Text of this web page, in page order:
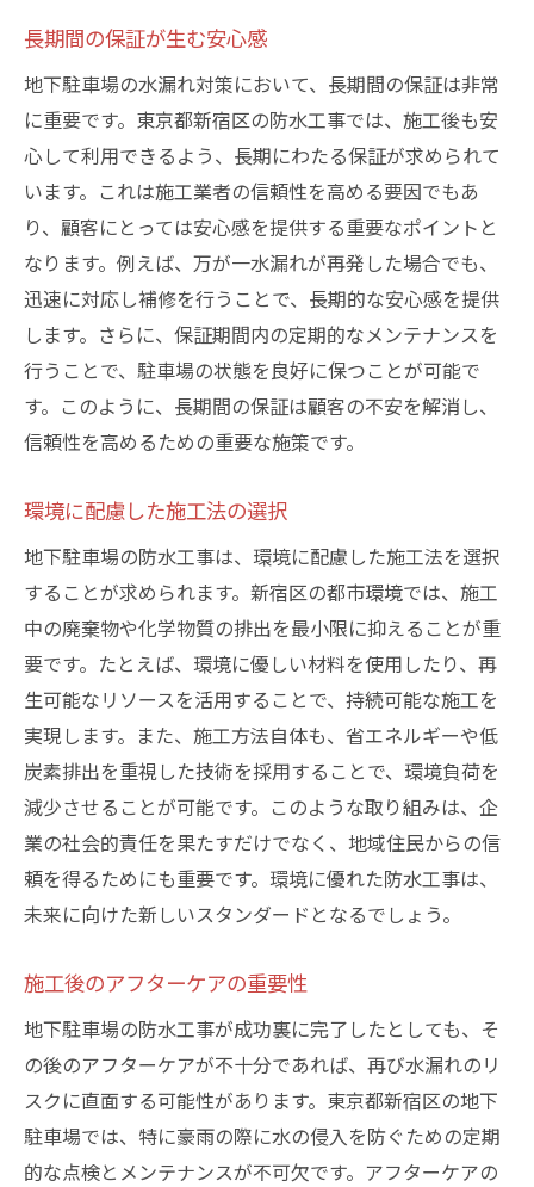
長期間の保証が生む安心感
地下駐車場の水漏れ対策において、長期間の保証は非常
に重要です。東京都新宿区の防水工事では、施工後も安
心して利用できるよう、長期にわたる保証が求められて
います。これは施工業者の信頼性を高める要因でもあ
り、顧客にとっては安心感を提供する重要なポイントと
なります。例えば、万が一水漏れが再発した場合でも、
迅速に対応し補修を行うことで、長期的な安心感を提供
します。さらに、保証期間内の定期的なメンテナンスを
行うことで、駐車場の状態を良好に保つことが可能で
す。このように、長期間の保証は顧客の不安を解消し、
信頼性を高めるための重要な施策です。
環境に配慮した施工法の選択
地下駐車場の防水工事は、環境に配慮した施工法を選択
することが求められます。新宿区の都市環境では、施工
中の廃棄物や化学物質の排出を最小限に抑えることが重
要です。たとえば、環境に優しい材料を使用したり、再
生可能なリソースを活用することで、持続可能な施工を
実現します。また、施工方法自体も、省エネルギーや低
炭素排出を重視した技術を採用することで、環境負荷を
減少させることが可能です。このような取り組みは、企
業の社会的責任を果たすだけでなく、地域住民からの信
頼を得るためにも重要です。環境に優れた防水工事は、
未来に向けた新しいスタンダードとなるでしょう。
施工後のアフターケアの重要性
地下駐車場の防水工事が成功裏に完了したとしても、そ
の後のアフターケアが不十分であれば、再び水漏れのリ
スクに直面する可能性があります。東京都新宿区の地下
駐車場では、特に豪雨の際に水の侵入を防ぐための定期
的な点検とメンテナンスが不可欠です。アフターケアの